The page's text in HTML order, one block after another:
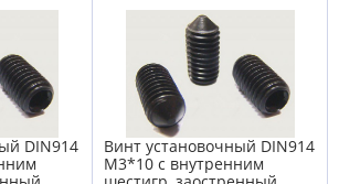
DIN914
Винт установочный DIN914
М3*10 с внутренним